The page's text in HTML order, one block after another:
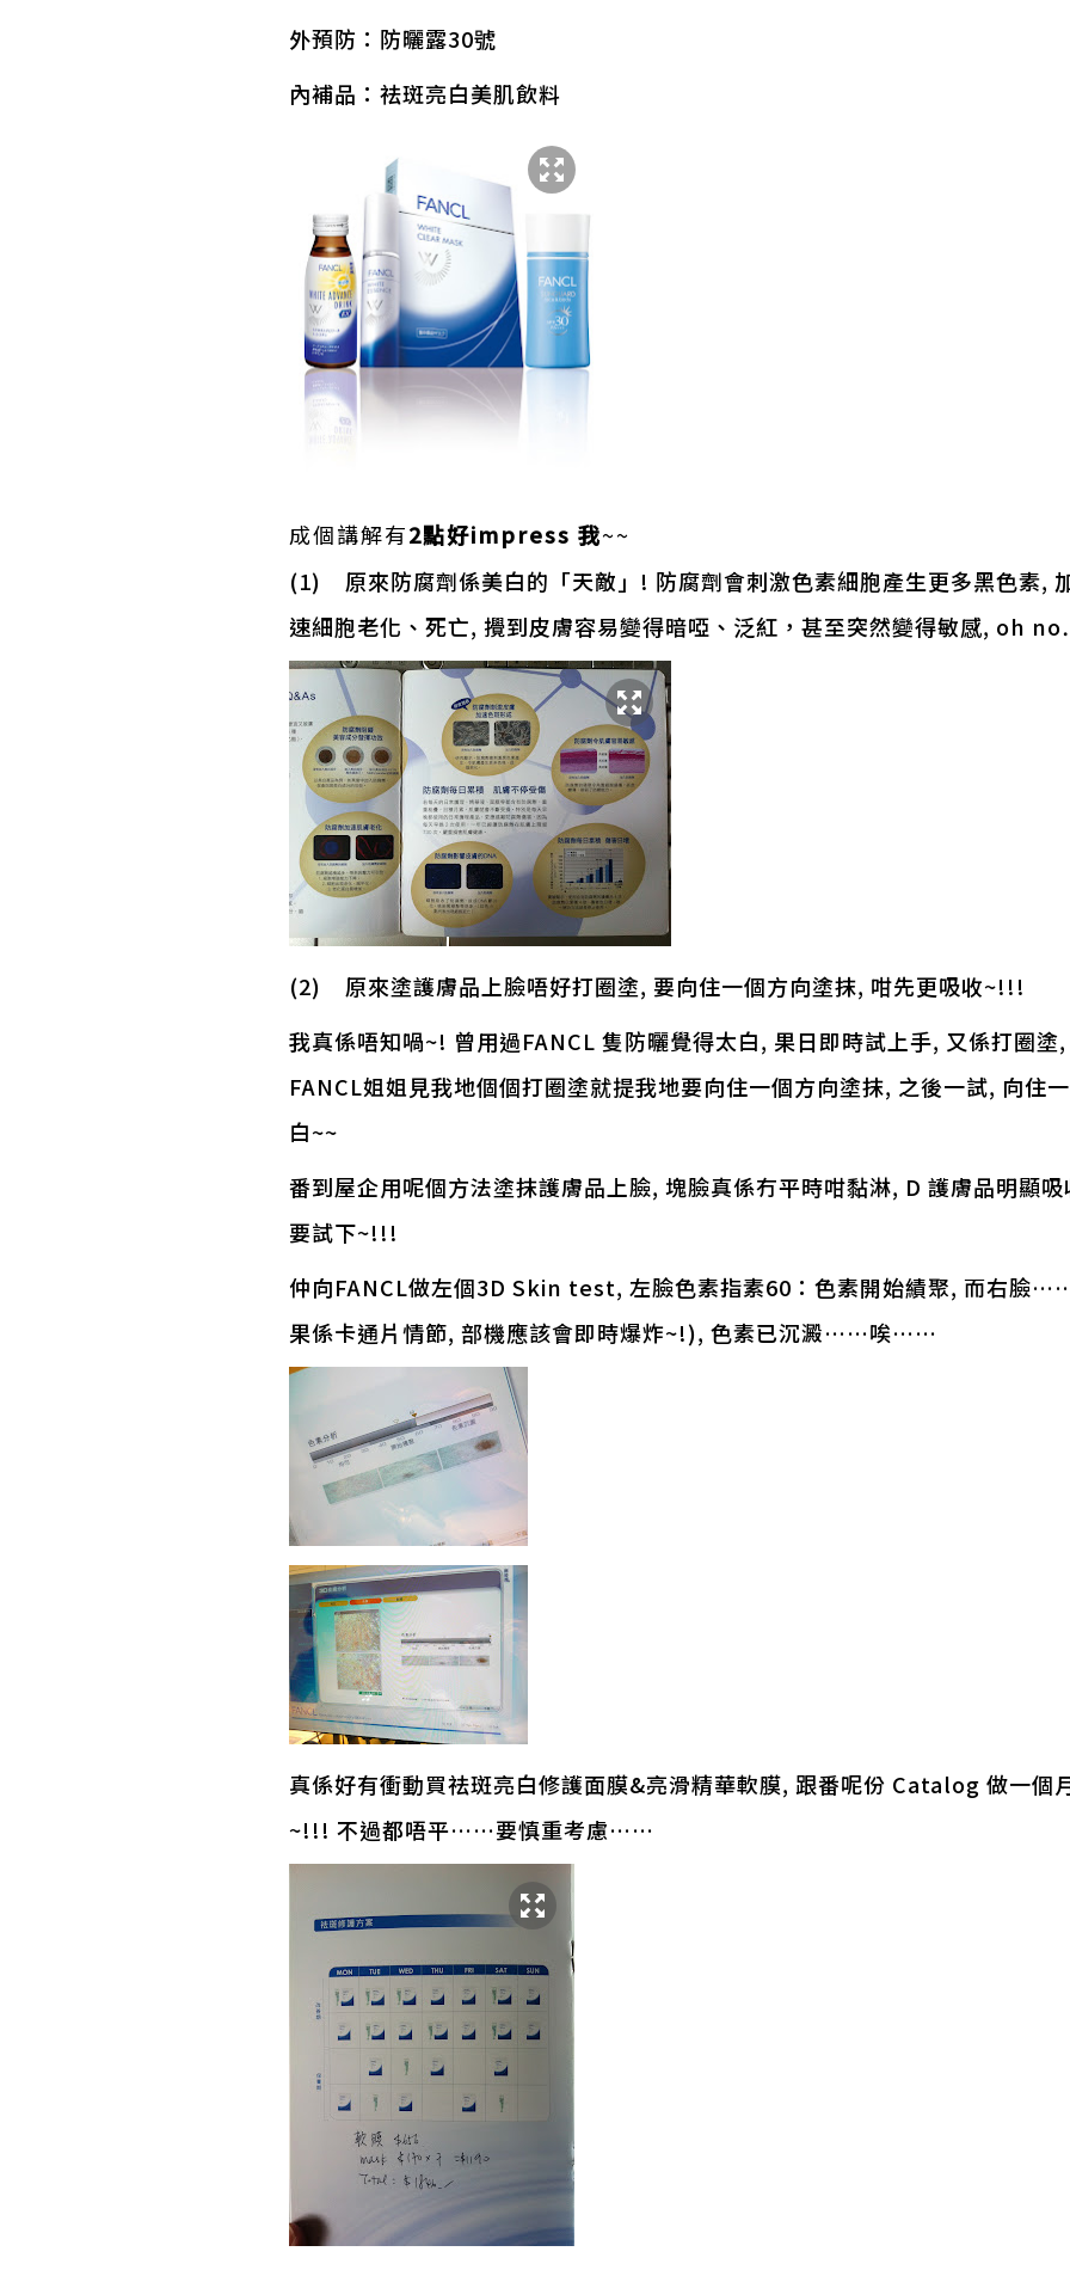
外預防：防曬露30號
內補品：祛斑亮白美肌飲料
成個講解有2點好impress 我~~
(1) 原來防腐劑係美白的「天敵」! 防腐劑會刺激色素細胞產生更多黑色素,
速細胞老化、死亡, 攪到皮膚容易變得暗啞、泛紅，甚至突然變得敏感, oh
(2) 原來塗護膚品上臉唔好打圈塗, 要向住一個方向塗抹, 咁先更吸收~!!!
我真係唔知喎~! 曾用過FANCL 隻防曬覺得太白, 果日即時試上手, 又係打圈塗
FANCL姐姐見我地個個打圈塗就提我地要向住一個方向塗抹, 之後一試, 向住
白~~
番到屋企用呢個方法塗抹護膚品上臉, 塊臉真係冇平時咁黏淋, D 護膚品明顯
要試下~!!!
仲向FANCL做左個3D Skin test, 左臉色素指素60：色素開始績聚, 而右臉
果係卡通片情節, 部機應該會即時爆炸~!), 色素已沉澱……唉……
真係好有衝動買祛斑亮白修護面膜&亮滑精華軟膜, 跟番呢份 Catalog 做一個
~!!! 不過都唔平……要慎重考慮……